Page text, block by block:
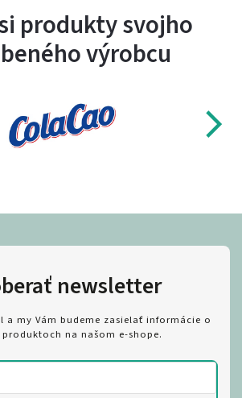
produkty svojho
výrobcu
newsletter
a my Vám budeme zasielať informácie o
na našom e-shope.